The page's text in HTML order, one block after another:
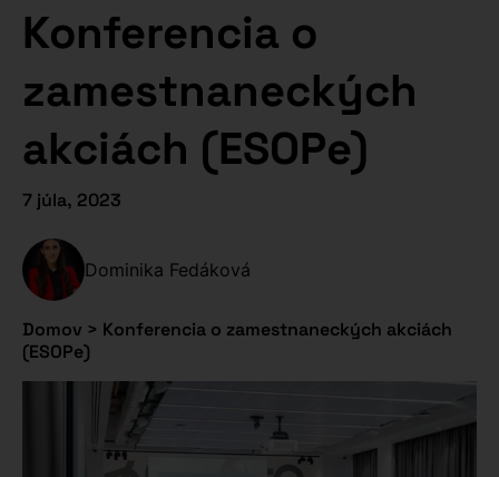
Konferencia o
zamestnaneckých
akciách (ESOPe)
7 júla, 2023
Dominika Fedáková
Domov > Konferencia o zamestnaneckých akciách
(ESOPe)